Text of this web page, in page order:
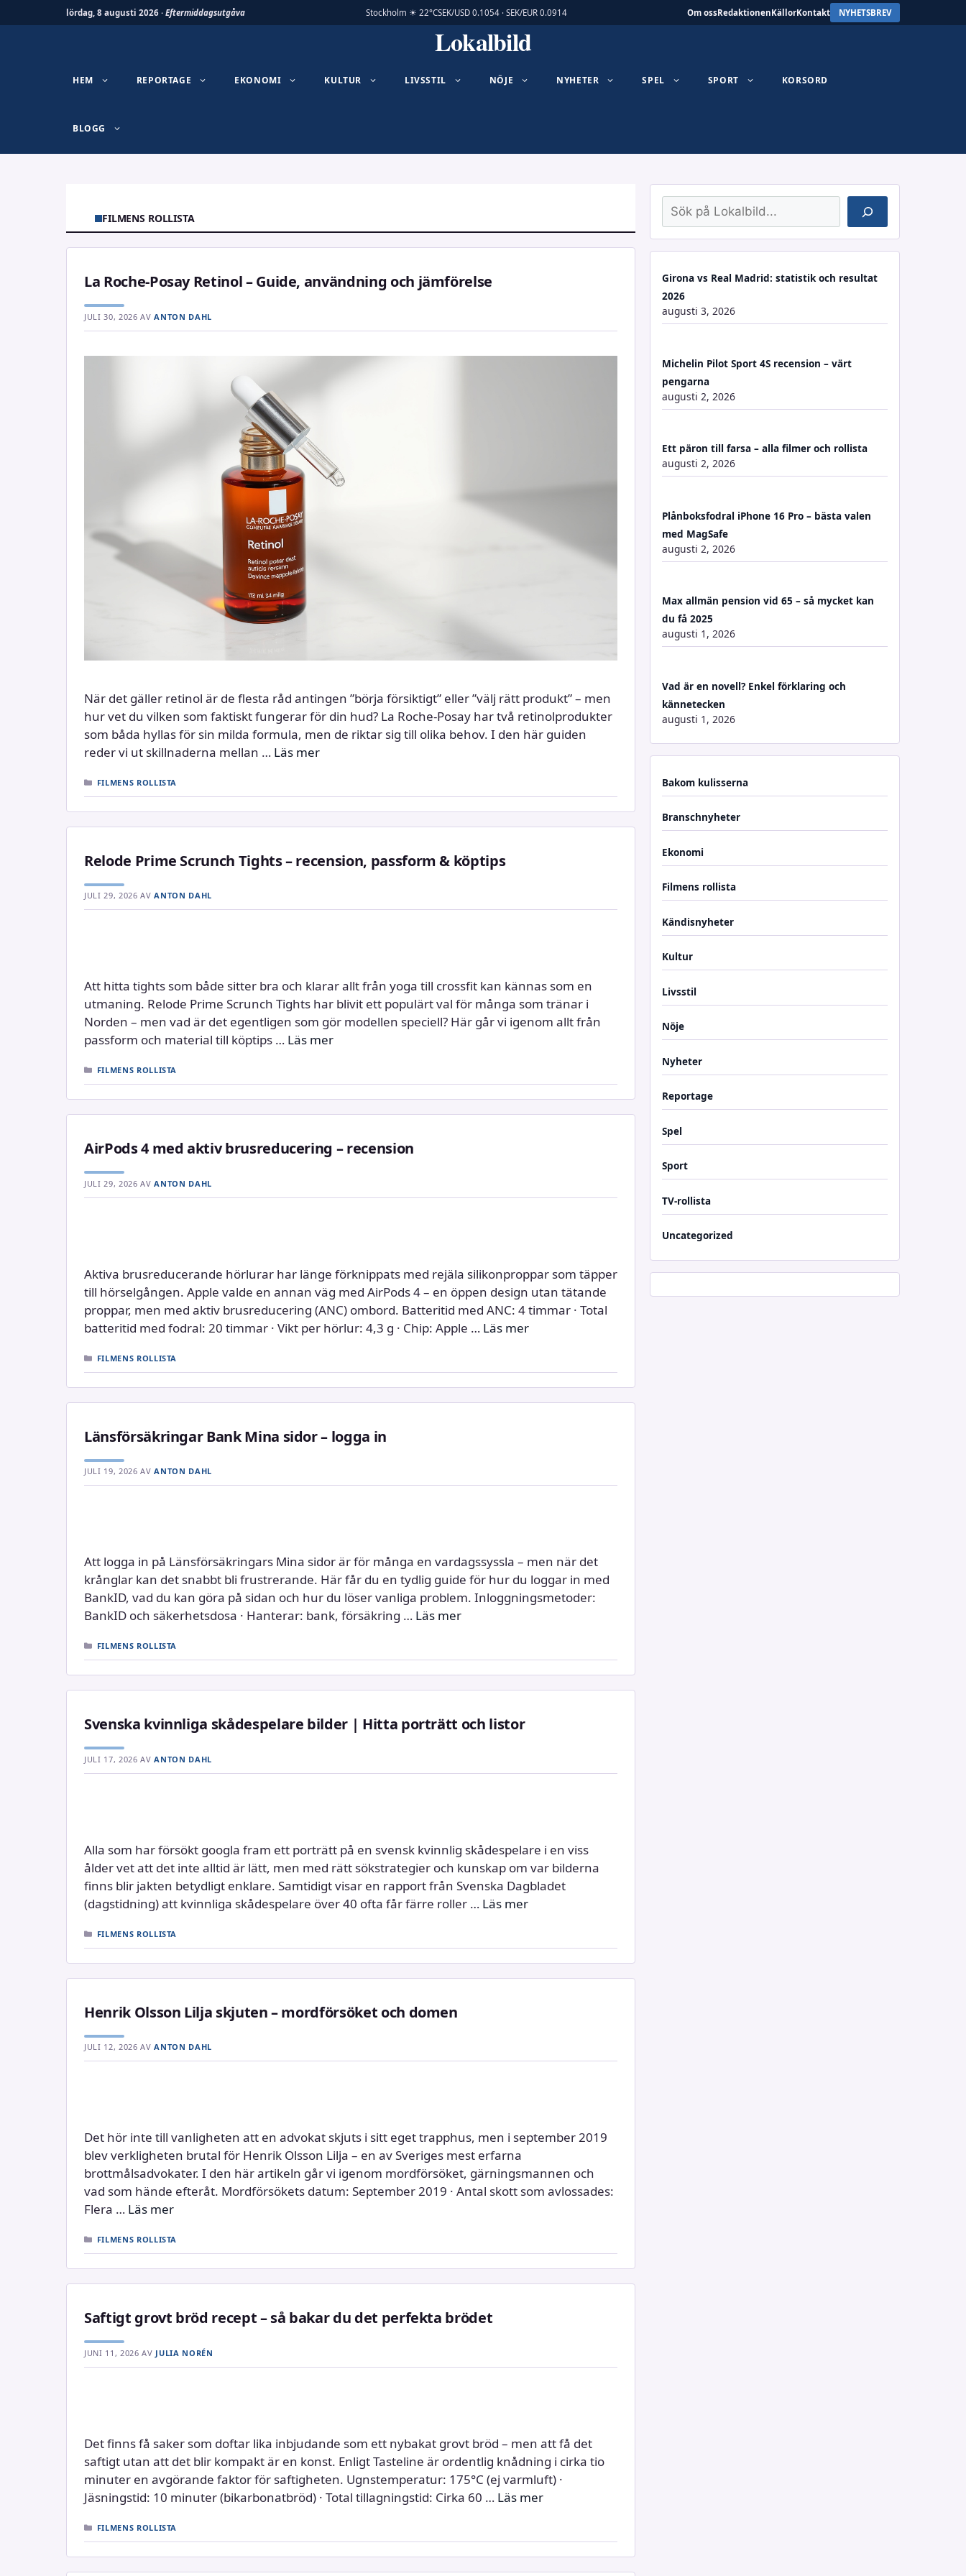
lördag, 8 augusti 2026 · Eftermiddagsutgåva Stockholm ☀ 22°CSEK/USD 0.1054 · SEK/EUR 0.0914 Om ossRedaktionenKällorKontakt NYHETSBREV
Lokalbild
HEM REPORTAGE EKONOMI KULTUR LIVSSTIL NÖJE NYHETER SPEL SPORT KORSORD
BLOGG
FILMENS ROLLISTA
La Roche-Posay Retinol – Guide, användning och jämförelse
JULI 30, 2026 AVANTON DAHL
När det gäller retinol är de flesta råd antingen ”börja försiktigt” eller ”välj rätt produkt” – men
hur vet du vilken som faktiskt fungerar för din hud? La Roche-Posay har två retinolprodukter
som båda hyllas för sin milda formula, men de riktar sig till olika behov. I den här guiden
reder vi ut skillnaderna mellan … Läs mer
KATEGORIER
FILMENS ROLLISTA
Relode Prime Scrunch Tights – recension, passform & köptips
JULI 29, 2026 AVANTON DAHL
Att hitta tights som både sitter bra och klarar allt från yoga till crossfit kan kännas som en
utmaning. Relode Prime Scrunch Tights har blivit ett populärt val för många som tränar i
Norden – men vad är det egentligen som gör modellen speciell? Här går vi igenom allt från
passform och material till köptips … Läs mer
KATEGORIER
FILMENS ROLLISTA
AirPods 4 med aktiv brusreducering – recension
JULI 29, 2026 AVANTON DAHL
Aktiva brusreducerande hörlurar har länge förknippats med rejäla silikonproppar som täpper
till hörselgången. Apple valde en annan väg med AirPods 4 – en öppen design utan tätande
proppar, men med aktiv brusreducering (ANC) ombord. Batteritid med ANC: 4 timmar · Total
batteritid med fodral: 20 timmar · Vikt per hörlur: 4,3 g · Chip: Apple … Läs mer
KATEGORIER
FILMENS ROLLISTA
Länsförsäkringar Bank Mina sidor – logga in
JULI 19, 2026 AVANTON DAHL
Att logga in på Länsförsäkringars Mina sidor är för många en vardagssyssla – men när det
krånglar kan det snabbt bli frustrerande. Här får du en tydlig guide för hur du loggar in med
BankID, vad du kan göra på sidan och hur du löser vanliga problem. Inloggningsmetoder:
BankID och säkerhetsdosa · Hanterar: bank, försäkring … Läs mer
KATEGORIER
FILMENS ROLLISTA
Svenska kvinnliga skådespelare bilder | Hitta porträtt och listor
JULI 17, 2026 AVANTON DAHL
Alla som har försökt googla fram ett porträtt på en svensk kvinnlig skådespelare i en viss
ålder vet att det inte alltid är lätt, men med rätt sökstrategier och kunskap om var bilderna
finns blir jakten betydligt enklare. Samtidigt visar en rapport från Svenska Dagbladet
(dagstidning) att kvinnliga skådespelare över 40 ofta får färre roller … Läs mer
KATEGORIER
FILMENS ROLLISTA
Henrik Olsson Lilja skjuten – mordförsöket och domen
JULI 12, 2026 AVANTON DAHL
Det hör inte till vanligheten att en advokat skjuts i sitt eget trapphus, men i september 2019
blev verkligheten brutal för Henrik Olsson Lilja – en av Sveriges mest erfarna
brottmålsadvokater. I den här artikeln går vi igenom mordförsöket, gärningsmannen och
vad som hände efteråt. Mordförsökets datum: September 2019 · Antal skott som avlossades:
Flera … Läs mer
KATEGORIER
FILMENS ROLLISTA
Saftigt grovt bröd recept – så bakar du det perfekta brödet
JUNI 11, 2026 AV JULIA NORÉN
Det finns få saker som doftar lika inbjudande som ett nybakat grovt bröd – men att få det
saftigt utan att det blir kompakt är en konst. Enligt Tasteline är ordentlig knådning i cirka tio
minuter en avgörande faktor för saftigheten. Ugnstemperatur: 175°C (ej varmluft) ·
Jäsningstid: 10 minuter (bikarbonatbröd) · Total tillagningstid: Cirka 60 … Läs mer
KATEGORIER
FILMENS ROLLISTA
Sök
Girona vs Real Madrid: statistik och resultat
2026
augusti 3, 2026
Michelin Pilot Sport 4S recension – värt
pengarna
augusti 2, 2026
Ett päron till farsa – alla filmer och rollista
augusti 2, 2026
Plånboksfodral iPhone 16 Pro – bästa valen
med MagSafe
augusti 2, 2026
Max allmän pension vid 65 – så mycket kan
du få 2025
augusti 1, 2026
Vad är en novell? Enkel förklaring och
kännetecken
augusti 1, 2026
Bakom kulisserna
Branschnyheter
Ekonomi
Filmens rollista
Kändisnyheter
Kultur
Livsstil
Nöje
Nyheter
Reportage
Spel
Sport
TV-rollista
Uncategorized